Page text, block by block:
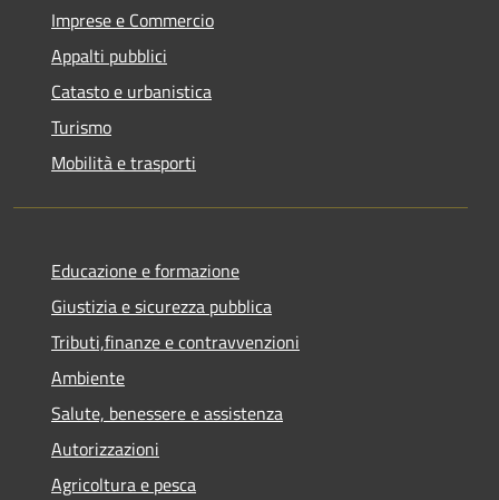
Imprese e Commercio
Appalti pubblici
Catasto e urbanistica
Turismo
Mobilità e trasporti
Educazione e formazione
Giustizia e sicurezza pubblica
Tributi,finanze e contravvenzioni
Ambiente
Salute, benessere e assistenza
Autorizzazioni
Agricoltura e pesca